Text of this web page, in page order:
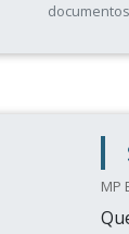
documentos
MP